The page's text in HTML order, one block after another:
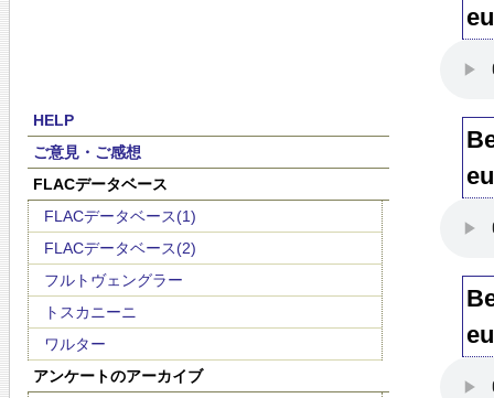
HELP
ご意見・ご感想
FLACデータベース
FLACデータベース(1)
FLACデータベース(2)
フルトヴェングラー
トスカニーニ
ワルター
アンケートのアーカイブ